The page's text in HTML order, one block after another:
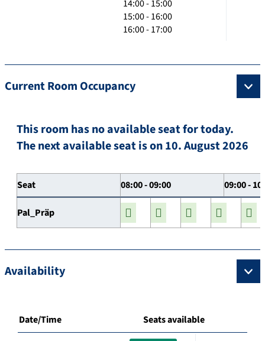
14:00 - 15:00
15:00 - 16:00
16:00 - 17:00
Current Room Occupancy
This room has no available seat for today.
The next available seat is on 10. August 2026
Seat 08:00 - 09:00 09:00 -
Pal_Präp
Availability
Date/Time Seats available